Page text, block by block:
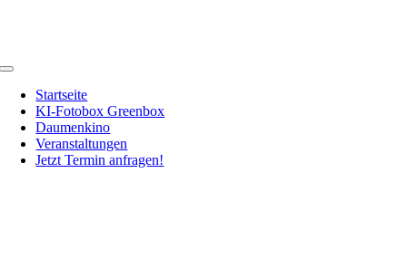
Toggle
NavigationStartseite
KI-Fotobox Greenbox
Daumenkino
Veranstaltungen
Jetzt Termin anfragen!